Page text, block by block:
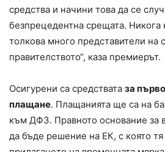
средства и начини това да се
безпрецедентна срещата. Никога
толкова много представители на
правителството“, каза премиерът.
Осигурени са средствата за
плащане. Плащанията ще са на
към ДФЗ. Правното основание за
да бъде решение на ЕК, с която